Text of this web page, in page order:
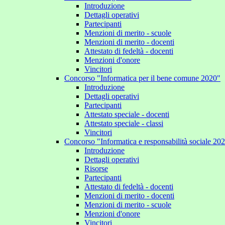
Introduzione
Dettagli operativi
Partecipanti
Menzioni di merito - scuole
Menzioni di merito - docenti
Attestato di fedeltà - docenti
Menzioni d'onore
Vincitori
Concorso "Informatica per il bene comune 2020"
Introduzione
Dettagli operativi
Partecipanti
Attestato speciale - docenti
Attestato speciale - classi
Vincitori
Concorso "Informatica e responsabilità sociale
Introduzione
Dettagli operativi
Risorse
Partecipanti
Attestato di fedeltà - docenti
Menzioni di merito - docenti
Menzioni di merito - scuole
Menzioni d'onore
Vincitori